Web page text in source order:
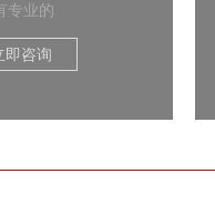
专业的
即咨询